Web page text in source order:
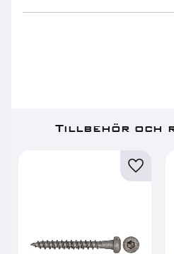
Tillbehör och
Lägg